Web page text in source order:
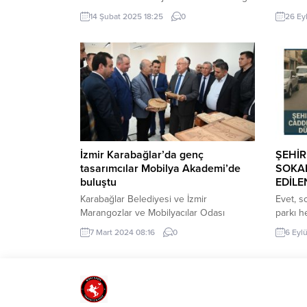
Özgür Alp Gündüz, insanlık tarihine ve
bilinç evrimimize dair önemli
mitolojiler ve ezoterik öğretiler ışığında
insanlığın geçmişine dair pek çok soruyu
sorgulayan Gündüz, “Kaçıncı Âdem’in
çocuklarıyız?” sorusunun derin bir anlam
taşıdığına dikkat çekti. Özgür Alp
Gündüz’ün araştırmalarına göre, insanlık
yalnızca biyolojik...
14 Şubat 2025 18:25 0
sessiz
5
26
İzmir Karabağlar’da genç
tasarımcılar Mobilya Akademi’de
buluştu
Karabağlar Belediyesi ve İzmir
Marangozlar ve Mobilyacılar Odası
işbirliğiyle yaşama geçirilen Mobilya
Akademi, genç tasarımcılara ev sahipliği
Sektörüyle Buluşuyor” etkinliği ve
“Sürdürülebilr Yeni Nesil Mobilya Sergisi”
7 Mart 2024 08:16 0
Evet,
parkı
hem
6